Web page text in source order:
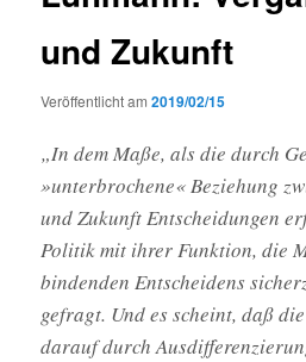
und Zukunft
Veröffentlicht am2019/02/15
„In dem Maße, als die durch
»unterbrochene« Beziehung
und Zukunft Entscheidungen
Politik mit ihrer Funktion, die
bindenden Entscheidens
gefragt. Und es scheint, daß
darauf durch